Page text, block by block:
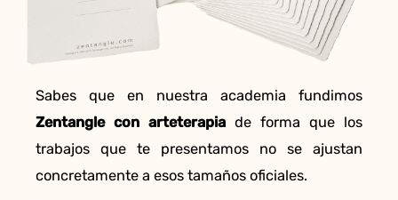
Sabes que en nuestra academia fundimos
Zentangle con arteterapia de forma que los
trabajos que te presentamos no se ajustan
concretamente a esos tamaños oficiales.